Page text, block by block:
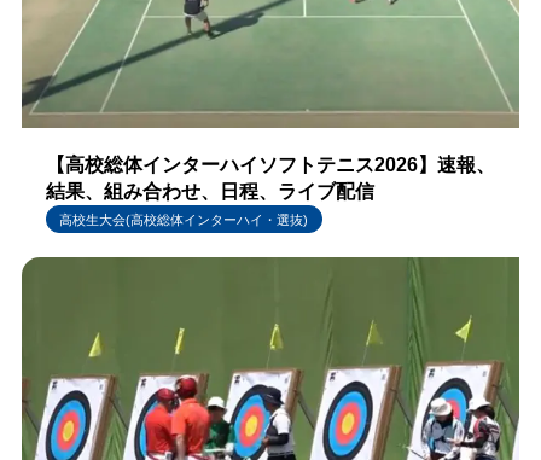
【高校総体インターハイソフトテニス2026】速報、
結果、組み合わせ、日程、ライブ配信
高校生大会(高校総体インターハイ・選抜)